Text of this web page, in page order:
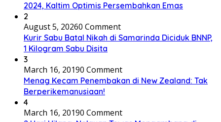
2024, Kaltim Optimis Persembahkan Emas
2
August 5, 20260 Comment
Kurir Sabu Batal Nikah di Samarinda Diciduk BNNP,
1 Kilogram Sabu Disita
3
March 16, 20190 Comment
Menag Kecam Penembakan di New Zealand: Tak
Berperikemanusiaan!
4
March 16, 20190 Comment